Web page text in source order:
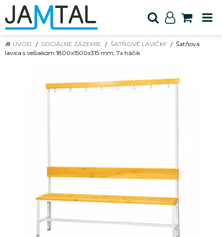
ÚVOD SOCIÁLNE ZÁZEMIE ŠATŇOVÉ LAVIČKY
Šatňová
lavica s vešiakom 1800x1500x315 mm, 7x háčik